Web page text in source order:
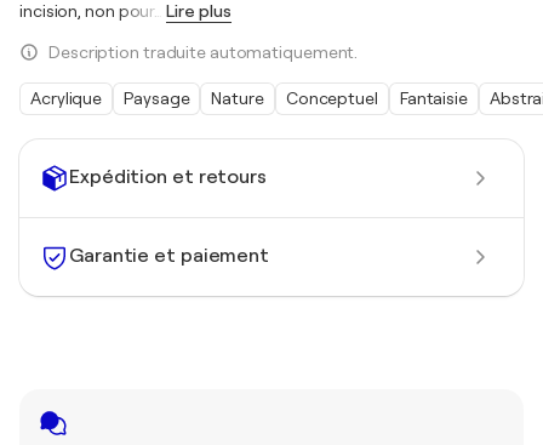
Expédition et retours
Garantie et paiement
incision, non pour… Lire plus
Description traduite automatiquement.
Acrylique Paysage Nature Conceptuel Fantaisie